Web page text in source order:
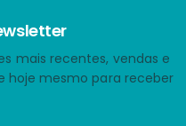
mais recentes, vendas e
hoje mesmo para receber